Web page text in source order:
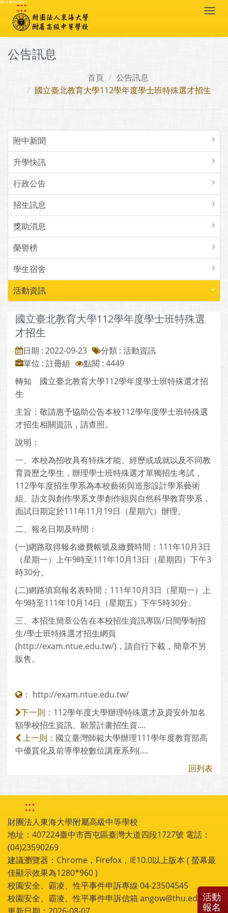
跳到主要內容區塊
:::
公告訊息
首頁
公告訊息
國立臺北教育大學112學年度學士班特殊選才招生
附中新聞
升學快訊
行政公告
招生訊息
獎助消息
榮譽榜
學生宿舍
活動資訊
國立臺北教育大學112學年度學士班特殊選
才招生
日期 : 2022-09-23
分類 : 活動資訊
單位 : 註冊組
點閱 : 4449
轉知 國立臺北教育大學112學年度學士班特殊選才招
生
主旨：敬請惠予協助公告本校112學年度學士班特殊選
才招生相關資訊，請查照。
說明：
一、本校為招收具有特殊才能、經歷或成就以及不同教
育資歷之學生，辦理學士班特殊選才單獨招生考試，
112學年度招生學系為本校藝術與造形設計學系藝術
組、語文與創作學系文學創作組與自然科學教育學系，
面試日期定於111年11月19日（星期六）辦理。
二、報名日期及時間：
(一)網路取得報名繳費帳號及繳費時間：111年10月3日
（星期一）上午9時至111年10月13日（星期四）下午3
時30分。
(二)網路填寫報名表時間：111年10月3日（星期一）上
午9時至111年10月14日（星期五）下午5時30分。
三、本招生簡章公告在本校招生資訊專區/日間學制招
生/學士班特殊選才招生網頁
(http://exam.ntue.edu.tw/)，請自行下載，簡章不另
販售。
： http://exam.ntue.edu.tw/
下一則： 112學年度大學辦理特殊選才及資安外加名
額學校招生資訊、願景計畫招生資....
上一則： 國立臺灣師範大學辦理111學年度教育部高
中優質化及前導學校數位講座系列(....
回列表
:::
財團法人東海大學附屬高級中等學校
地址：407224臺中市西屯區臺灣大道四段1727號 電話：
(04)23590269
建議瀏覽器：Chrome，Firefox，IE10.0以上版本 ( 螢幕最
佳顯示效果為1280*960 )
校園安全、霸凌、性平事件申訴專線 04-23504545
校園安全、霸凌、性平事件申訴信箱 angow@thu.edu.tw
活動
報名